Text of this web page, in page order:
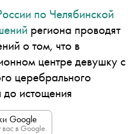
по Челябинской
региона проводят
о том, что в
центре девушку с
церебрального
истощения
Google
вас в Google.